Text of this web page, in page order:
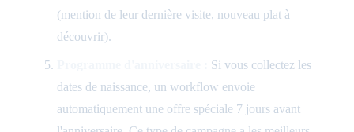
(mention de leur dernière visite, nouveau plat à
découvrir).
Si vous collectez les
dates de naissance, un workflow envoie
automatiquement une offre spéciale 7 jours avant